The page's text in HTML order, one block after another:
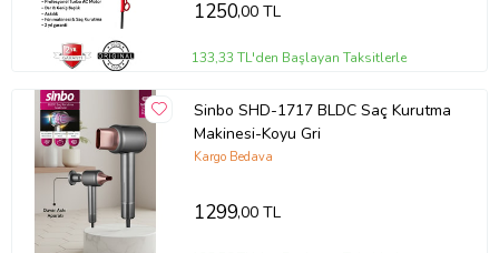
1250,00 TL
133,33 TL'den Başlayan Taksitlerle
Sinbo SHD-1717 BLDC Saç Kurutma
Makinesi-Koyu Gri
Kargo Bedava
1299,00 TL